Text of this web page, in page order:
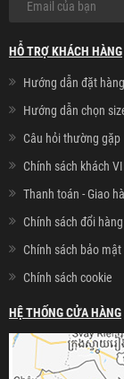
HỖ TRỢ KHÁCH HÀNG
Hướng dẫn đặt hàng
Hướng dẫn chọn
Câu hỏi thường gặp
Chính sách khách
Thanh toán - Giao
Chính sách đổi hàng
Chính sách bảo mật
Chính sách cookie
HỆ THỐNG CỬA HÀNG